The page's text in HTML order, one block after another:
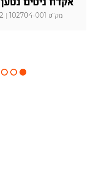
מק"ט 102704-001 | 102704-002 | 102704-003